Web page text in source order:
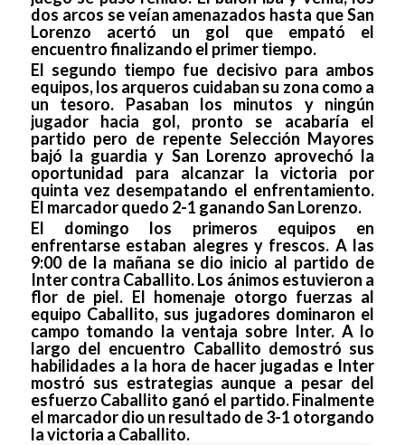
dos arcos se veían amenazados hasta que San
Lorenzo acertó un gol que empató el
encuentro finalizando el primer tiempo.
El segundo tiempo fue decisivo para ambos
equipos, los arqueros cuidaban su zona como a
un tesoro. Pasaban los minutos y ningún
jugador hacia gol, pronto se acabaría el
partido pero de repente Selección Mayores
bajó la guardia y San Lorenzo aprovechó la
oportunidad para alcanzar la victoria por
quinta vez desempatando el enfrentamiento.
El marcador quedo 2-1 ganando San Lorenzo.
El domingo los primeros equipos en
enfrentarse estaban alegres y frescos. A las
9:00 de la mañana se dio inicio al partido de
Inter contra Caballito. Los ánimos estuvieron a
flor de piel. El homenaje otorgo fuerzas al
equipo Caballito, sus jugadores dominaron el
campo tomando la ventaja sobre Inter. A lo
largo del encuentro Caballito demostró sus
habilidades a la hora de hacer jugadas e Inter
mostró sus estrategias aunque a pesar del
esfuerzo Caballito ganó el partido. Finalmente
el marcador dio un resultado de 3-1 otorgando
la victoria a Caballito.